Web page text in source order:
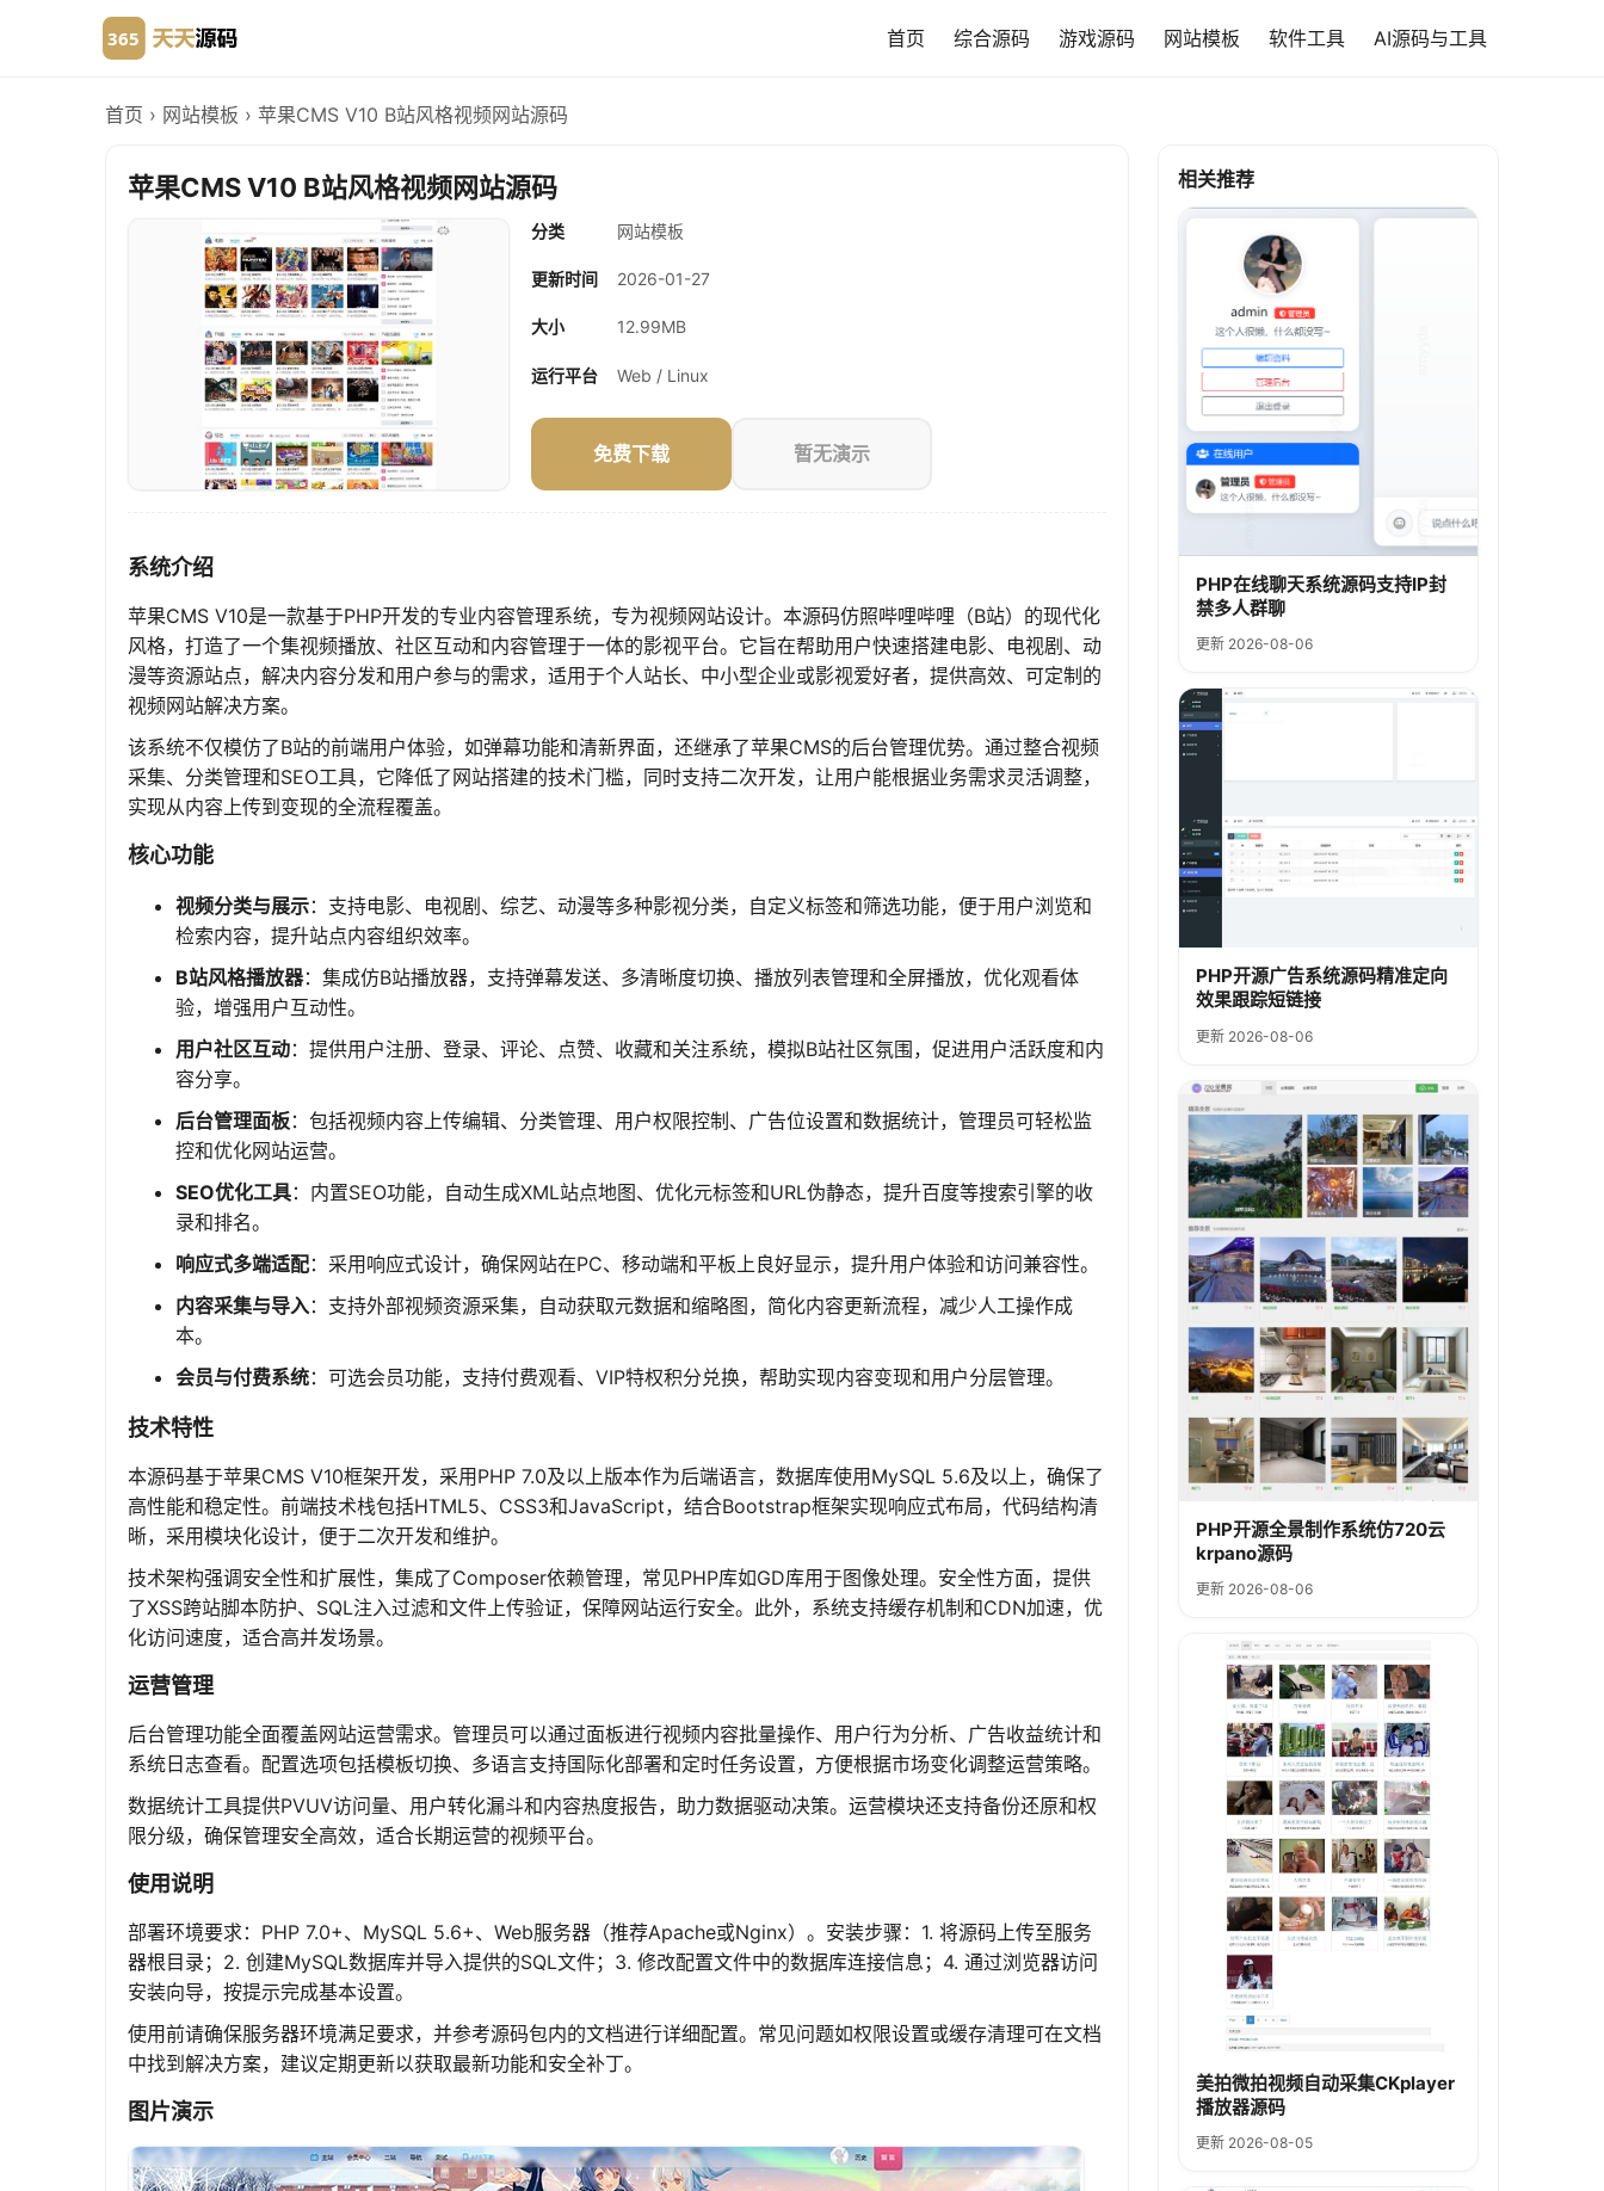
首页 综合源码 游戏源码 网站模板 软件工具 AI源码与工具
首页 › 网站模板 › 苹果CMS V10 B站风格视频网站源码
苹果CMS V10 B站风格视频网站源码
分类 网站模板
更新时间 2026-01-27
大小 12.99MB
运行平台 Web / Linux
免费下载 暂无演示
系统介绍
苹果CMS V10是一款基于PHP开发的专业内容管理系统，专为视频网站设计。本源码仿照哔哩哔哩（B站）的现代化
风格，打造了一个集视频播放、社区互动和内容管理于一体的影视平台。它旨在帮助用户快速搭建电影、电视剧、动
漫等资源站点，解决内容分发和用户参与的需求，适用于个人站长、中小型企业或影视爱好者，提供高效、可定制的
视频网站解决方案。
该系统不仅模仿了B站的前端用户体验，如弹幕功能和清新界面，还继承了苹果CMS的后台管理优势。通过整合视频
采集、分类管理和SEO工具，它降低了网站搭建的技术门槛，同时支持二次开发，让用户能根据业务需求灵活调整，
实现从内容上传到变现的全流程覆盖。
核心功能
视频分类与展示：支持电影、电视剧、综艺、动漫等多种影视分类，自定义标签和筛选功能，便于用户浏览和
检索内容，提升站点内容组织效率。
B站风格播放器：集成仿B站播放器，支持弹幕发送、多清晰度切换、播放列表管理和全屏播放，优化观看体
验，增强用户互动性。
用户社区互动：提供用户注册、登录、评论、点赞、收藏和关注系统，模拟B站社区氛围，促进用户活跃度和内
容分享。
后台管理面板：包括视频内容上传编辑、分类管理、用户权限控制、广告位设置和数据统计，管理员可轻松监
控和优化网站运营。
SEO优化工具：内置SEO功能，自动生成XML站点地图、优化元标签和URL伪静态，提升百度等搜索引擎的收
录和排名。
响应式多端适配：采用响应式设计，确保网站在PC、移动端和平板上良好显示，提升用户体验和访问兼容性。
内容采集与导入：支持外部视频资源采集，自动获取元数据和缩略图，简化内容更新流程，减少人工操作成
本。
会员与付费系统：可选会员功能，支持付费观看、VIP特权积分兑换，帮助实现内容变现和用户分层管理。
技术特性
本源码基于苹果CMS V10框架开发，采用PHP 7.0及以上版本作为后端语言，数据库使用MySQL 5.6及以上，确保了
高性能和稳定性。前端技术栈包括HTML5、CSS3和JavaScript，结合Bootstrap框架实现响应式布局，代码结构清
晰，采用模块化设计，便于二次开发和维护。
技术架构强调安全性和扩展性，集成了Composer依赖管理，常见PHP库如GD库用于图像处理。安全性方面，提供
了XSS跨站脚本防护、SQL注入过滤和文件上传验证，保障网站运行安全。此外，系统支持缓存机制和CDN加速，优
化访问速度，适合高并发场景。
运营管理
后台管理功能全面覆盖网站运营需求。管理员可以通过面板进行视频内容批量操作、用户行为分析、广告收益统计和
系统日志查看。配置选项包括模板切换、多语言支持国际化部署和定时任务设置，方便根据市场变化调整运营策略。
数据统计工具提供PVUV访问量、用户转化漏斗和内容热度报告，助力数据驱动决策。运营模块还支持备份还原和权
限分级，确保管理安全高效，适合长期运营的视频平台。
使用说明
部署环境要求：PHP 7.0+、MySQL 5.6+、Web服务器（推荐Apache或Nginx）。安装步骤：1. 将源码上传至服务
器根目录；2. 创建MySQL数据库并导入提供的SQL文件；3. 修改配置文件中的数据库连接信息；4. 通过浏览器访问
安装向导，按提示完成基本设置。
使用前请确保服务器环境满足要求，并参考源码包内的文档进行详细配置。常见问题如权限设置或缓存清理可在文档
中找到解决方案，建议定期更新以获取最新功能和安全补丁。
图片演示
相关推荐
PHP在线聊天系统源码支持IP封
禁多人群聊
更新 2026-08-06
PHP开源广告系统源码精准定向
效果跟踪短链接
更新 2026-08-06
PHP开源全景制作系统仿720云
krpano源码
更新 2026-08-06
美拍微拍视频自动采集CKplayer
播放器源码
更新 2026-08-05